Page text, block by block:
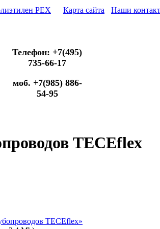
PEX Карта сайта
Наши
Телефон: +7(495)
735-66-17
моб. +7(985) 886-
54-95
TECEflex
TECEflex»